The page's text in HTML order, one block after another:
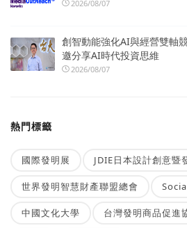
2026/08/07
創智動能強化AI與經營雙軸
邀分享AI時代投資思維
2026/08/07
熱門標籤
國際發明展 JDIE日本設計創意暨
世界發明智慧財產聯盟總會
中國文化大學 台灣發明商品促進